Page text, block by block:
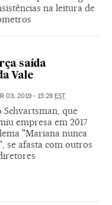
na leitura de
saída
Vale
03, 2019 - 15:28 EST
Schvartsman, que
empresa em 2017
"Mariana nunca
se afasta com outros